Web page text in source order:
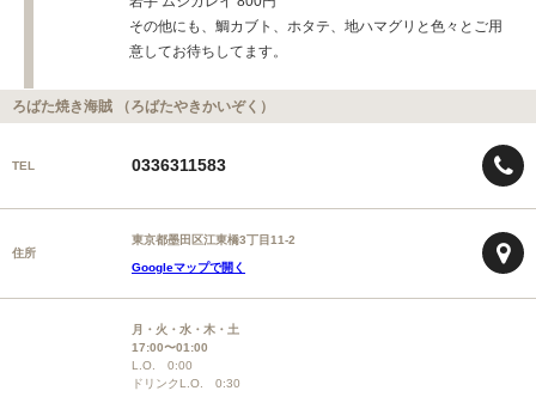
その他にも、鯛カブト、ホタテ、地ハマグリと色々とご用
意してお待ちしてます。
ろばた焼き海賊 （ろばたやきかいぞく）
TEL 0336311583
住所
東京都墨田区江東橋3丁目11-2
Googleマップで開く
月・火・水・木・土
17:00〜01:00
L.O. 0:00
ドリンクL.O. 0:30